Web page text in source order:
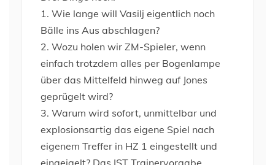
1. Wie lange will Vasilj eigentlich noch
Bälle ins Aus abschlagen?
2. Wozu holen wir ZM-Spieler, wenn
einfach trotzdem alles per Bogenlampe
über das Mittelfeld hinweg auf Jones
geprügelt wird?
3. Warum wird sofort, unmittelbar und
explosionsartig das eigene Spiel nach
eigenem Treffer in HZ 1 eingestellt und
eingeigelt? Das IST Trainervorgabe,